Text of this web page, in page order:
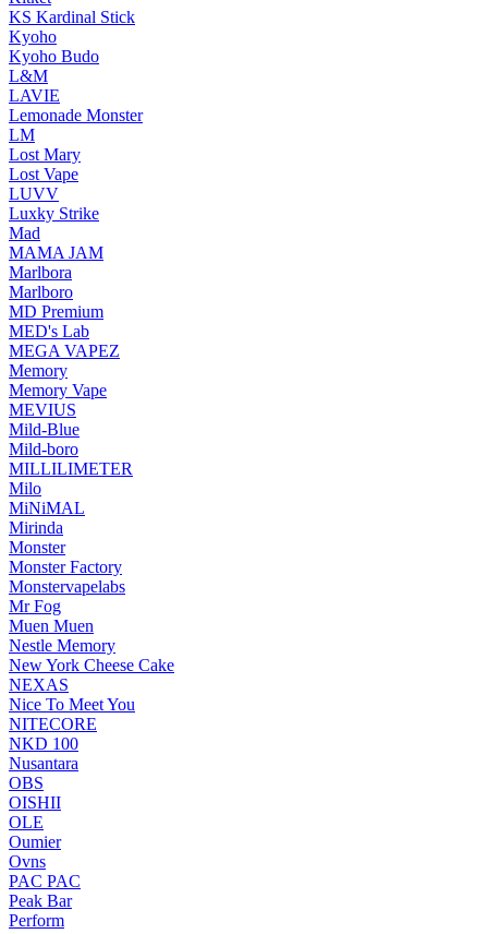
KS Kardinal Stick
Kyoho
Kyoho Budo
L&M
LAVIE
Lemonade Monster
LM
Lost Mary
Lost Vape
LUVV
Luxky Strike
Mad
MAMA JAM
Marlbora
Marlboro
MD Premium
MED's Lab
MEGA VAPEZ
Memory
Memory Vape
MEVIUS
Mild-Blue
Mild-boro
MILLILIMETER
Milo
MiNiMAL
Mirinda
Monster
Monster Factory
Monstervapelabs
Mr Fog
Muen Muen
Nestle Memory
New York Cheese Cake
NEXAS
Nice To Meet You
NITECORE
NKD 100
Nusantara
OBS
OISHII
OLE
Oumier
Ovns
PAC PAC
Peak Bar
Perform